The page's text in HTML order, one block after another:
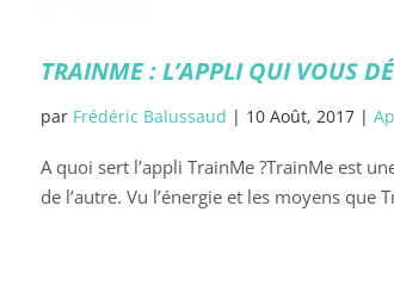
TRAINME : L’APPLI QUI VOUS
par Frédéric Balussaud | 10 Août, 2017|
A quoi sert l’appli TrainMe ?TrainMe est
de l’autre. Vu l’énergie et les moyens